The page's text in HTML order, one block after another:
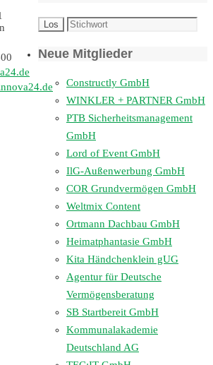
Neue Mitglieder
Constructly GmbH
WINKLER + PARTNER GmbH
PTB Sicherheitsmanagement
GmbH
Lord of Event GmbH
IlG-Außenwerbung GmbH
COR Grundvermögen GmbH
Weltmix Content
Ortmann Dachbau GmbH
Heimatphantasie GmbH
Kita Händchenklein gUG
Agentur für Deutsche
Vermögensberatung
SB Startbereit GmbH
Kommunalakademie
Deutschland AG